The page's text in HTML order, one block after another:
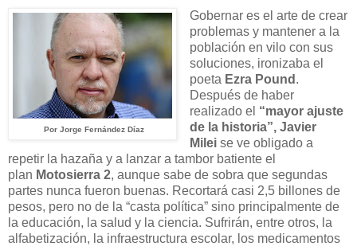
Por Jorge Fernández Díaz
Gobernar es el arte de crear
problemas y mantener a la
población en vilo con sus
soluciones, ironizaba el
poeta Ezra Pound .
Después de haber
realizado el “mayor ajuste
de la historia”, Javier
Mileise ve obligado a
repetir la hazaña y a lanzar a tambor batiente el
plan Motosierra 2, aunque sabe de sobra que segundas
partes nunca fueron buenas. Recortará casi 2,5 billones de
pesos, pero no de la “casta política” sino principalmente de
la educación, la salud y la ciencia. Sufrirán, entre otros, la
alfabetización, la infraestructura escolar, los medicamentos